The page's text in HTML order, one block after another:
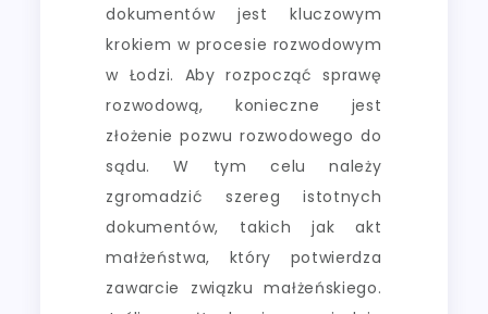
dokumentów jest kluczowym
krokiem w procesie rozwodowym
w Łodzi. Aby rozpocząć sprawę
rozwodową, konieczne jest
złożenie pozwu rozwodowego do
sądu. W tym celu należy
zgromadzić szereg istotnych
dokumentów, takich jak akt
małżeństwa, który potwierdza
zawarcie związku małżeńskiego.